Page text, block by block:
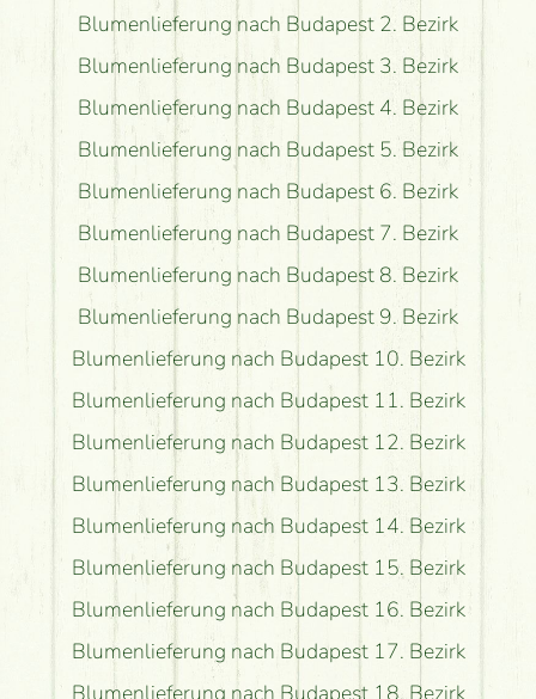
Blumenlieferung nach Budapest 2. Bezirk
Blumenlieferung nach Budapest 3. Bezirk
Blumenlieferung nach Budapest 4. Bezirk
Blumenlieferung nach Budapest 5. Bezirk
Blumenlieferung nach Budapest 6. Bezirk
Blumenlieferung nach Budapest 7. Bezirk
Blumenlieferung nach Budapest 8. Bezirk
Blumenlieferung nach Budapest 9. Bezirk
Blumenlieferung nach Budapest 10. Bezirk
Blumenlieferung nach Budapest 11. Bezirk
Blumenlieferung nach Budapest 12. Bezirk
Blumenlieferung nach Budapest 13. Bezirk
Blumenlieferung nach Budapest 14. Bezirk
Blumenlieferung nach Budapest 15. Bezirk
Blumenlieferung nach Budapest 16. Bezirk
Blumenlieferung nach Budapest 17. Bezirk
Blumenlieferung nach Budapest 18. Bezirk